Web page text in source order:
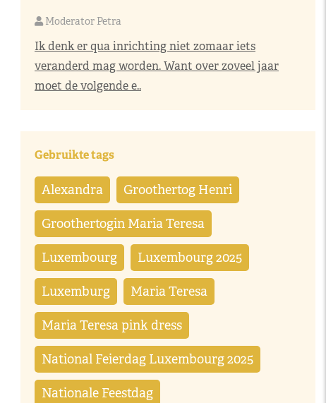
Moderator Petra
Ik denk er qua inrichting niet zomaar iets
veranderd mag worden. Want over zoveel jaar
moet de volgende e..
Gebruikte tags
Alexandra Groothertog Henri
Groothertogin Maria Teresa
Luxembourg Luxembourg 2025
Luxemburg Maria Teresa
Maria Teresa pink dress
National Feierdag Luxembourg 2025
Nationale Feestdag